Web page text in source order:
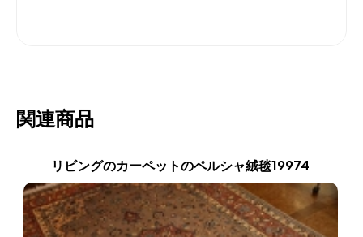
関連商品
リビングのカーペットのペルシャ絨毯19974